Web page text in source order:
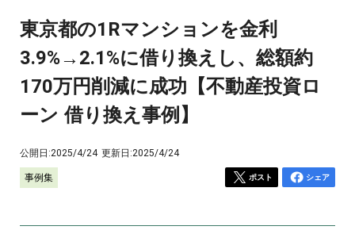
東京都の1Rマンションを金利
3.9%→2.1%に借り換えし、総額約
170万円削減に成功【不動産投資ロ
ーン 借り換え事例】
公開日:2025/4/24 更新日:2025/4/24
事例集 ポスト シェア